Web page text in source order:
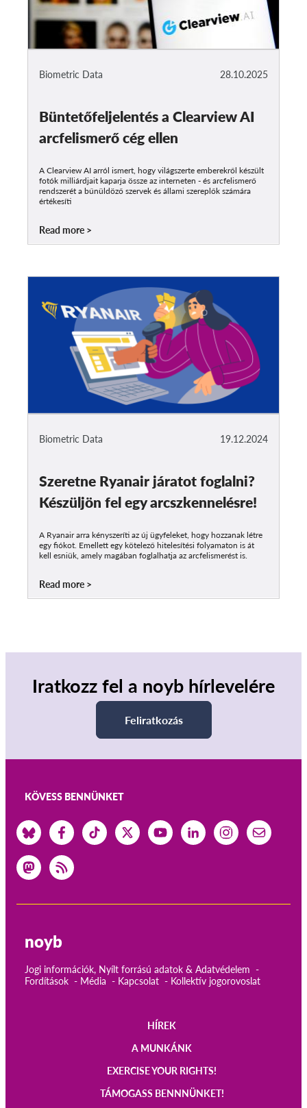
28.10.2025
Biometric Data
Büntetőfeljelentés a Clearview AI
arcfelismerő cég ellen
A Clearview AI arról ismert, hogy világszerte emberekről készült
fotók milliárdjait kaparja össze az interneten - és arcfelismerő
rendszerét a bűnüldöző szervek és állami szereplők számára
értékesíti
Read more
19.12.2024
Biometric Data
Szeretne Ryanair járatot foglalni?
Készüljön fel egy arcszkennelésre!
A Ryanair arra kényszeríti az új ügyfeleket, hogy hozzanak létre
egy fiókot. Emellett egy kötelező hitelesítési folyamaton is át
kell esniük, amely magában foglalhatja az arcfelismerést is.
Read more
Iratkozz fel a noyb hírlevelére
Feliratkozás
KÖVESS BENNÜNKET
noyb
Jogi információk, Nyílt forrású adatok & Adatvédelem
Fordítások
Média Kapcsolat Kollektív jogorovoslat
HÍREK
A MUNKÁNK
EXERCISE YOUR RIGHTS!
TÁMOGASS BENNNÜNKET!